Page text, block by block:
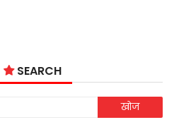
SEARCH